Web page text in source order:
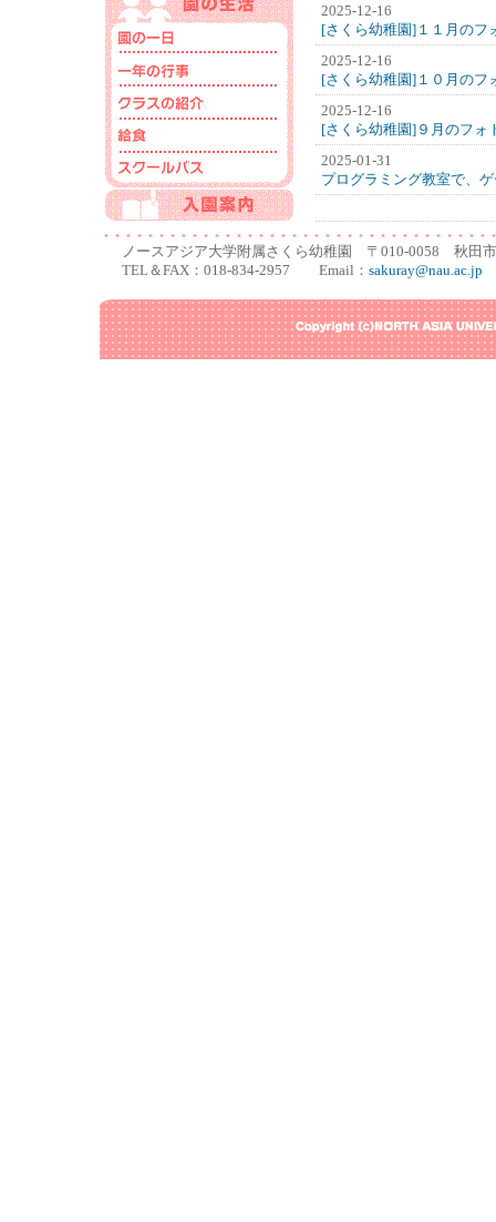
2025-12-16
[さくら幼稚園]１１月のフ
2025-12-16
[さくら幼稚園]１０月のフ
2025-12-16
[さくら幼稚園]９月のフォ
2025-01-31
プログラミング教室で、
ノースアジア大学附属さくら幼稚園 〒010-0058 秋田
TEL＆FAX：018-834-2957 Email： sakuray@nau.ac.jp